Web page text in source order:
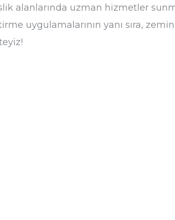
alanlarında uzman hizmetler
uygulamalarının yanı sıra,